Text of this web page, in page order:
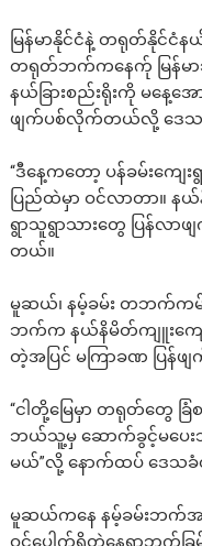
မြန်မာနိုင်ငံနဲ့ တရုတ်နိုင်ငံ
တရုတ်ဘက်ကနေက်ု မြန်မ
နယ်ခြားစည်းရိုးကို မနေ့
ဖျက်ပစ်လိုက်တယ်လို့ ဒေ
“ဒီနေ့ကတော့ ပန်ခမ်းကျေး
ပြည်ထဲမှာ ဝင်လာတာ။ န
ရွာသူရွာသားတွေ ပြန်လာ
တယ်။
မူဆယ်၊ နမ့်ခမ်း တဘက်ကမ်
ဘက်က နယ်နိမိတ်ကျူးကျ
တဲ့အပြင် မကြာခဏ ပြ
“ငါတို့မြေမှာ တရုတ်တွေ ခ
ဘယ်သူ့မှ ဆောက်ခွင့်မပေး
မယ်”လို့ နောက်ထပ် ဒေသခံ
မူဆယ်ကနေ နမ့်ခမ်းဘက်အ
ဝင်ပေါက်ရှိတဲ့နေရာဘက်ခ